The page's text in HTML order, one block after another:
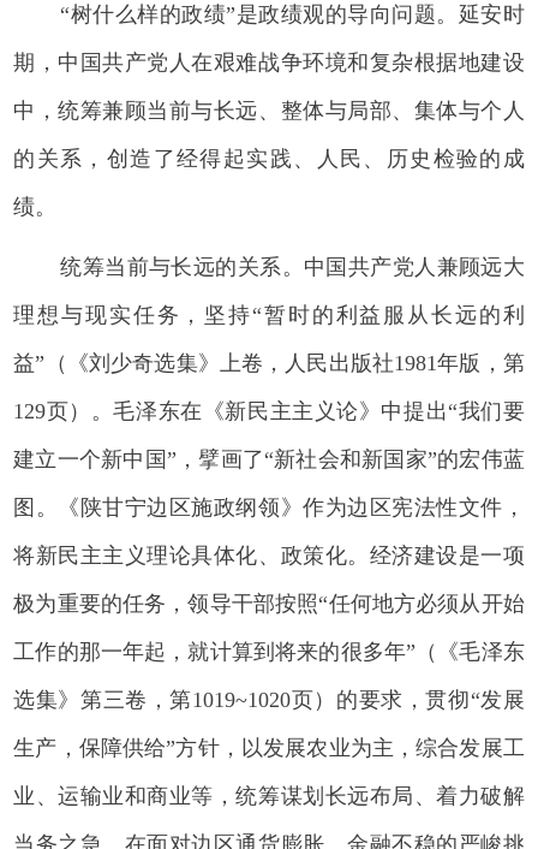
“树什么样的政绩”是政绩观的导向问题。延安时
期，中国共产党人在艰难战争环境和复杂根据地建设
中，统筹兼顾当前与长远、整体与局部、集体与个人
的关系，创造了经得起实践、人民、历史检验的成
绩。
统筹当前与长远的关系。中国共产党人兼顾远大
理想与现实任务，坚持“暂时的利益服从长远的利
益”（《刘少奇选集》上卷，人民出版社1981年版，第
129页）。毛泽东在《新民主主义论》中提出“我们要
建立一个新中国”，擘画了“新社会和新国家”的宏伟蓝
图。《陕甘宁边区施政纲领》作为边区宪法性文件，
将新民主主义理论具体化、政策化。经济建设是一项
极为重要的任务，领导干部按照“任何地方必须从开始
工作的那一年起，就计算到将来的很多年”（《毛泽东
选集》第三卷，第1019~1020页）的要求，贯彻“发展
生产，保障供给”方针，以发展农业为主，综合发展工
业、运输业和商业等，统筹谋划长远布局、着力破解
当务之急。在面对边区通货膨胀、金融不稳的严峻挑